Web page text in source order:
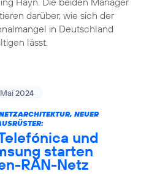
darüber, wie sich der
in Deutschland
lässt.
2024
NEUER
und
starten
RAN-Netz